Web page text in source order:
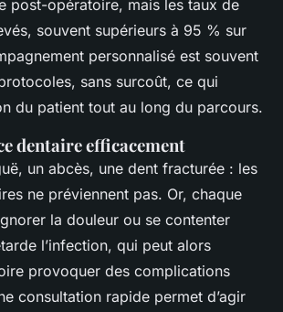
post-opératoire, mais les taux de
souvent supérieurs à 95 % sur
personnalisé est souvent
sans surcoût, ce qui
du patient tout au long du parcours.
dentaire efficacement
un abcès, une dent fracturée : les
ne préviennent pas. Or, chaque
la douleur ou se contenter
l’infection, qui peut alors
provoquer des complications
consultation rapide permet d’agir